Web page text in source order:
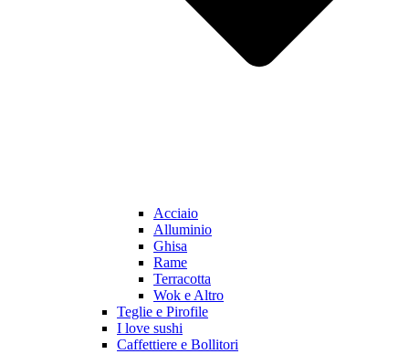
Acciaio
Alluminio
Ghisa
Rame
Terracotta
Wok e Altro
Teglie e Pirofile
I love sushi
Caffettiere e Bollitori